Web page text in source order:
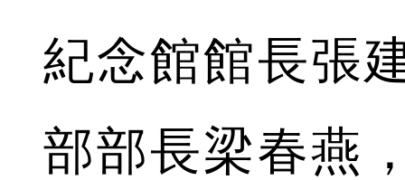
紀念館館長張
部部長梁春燕